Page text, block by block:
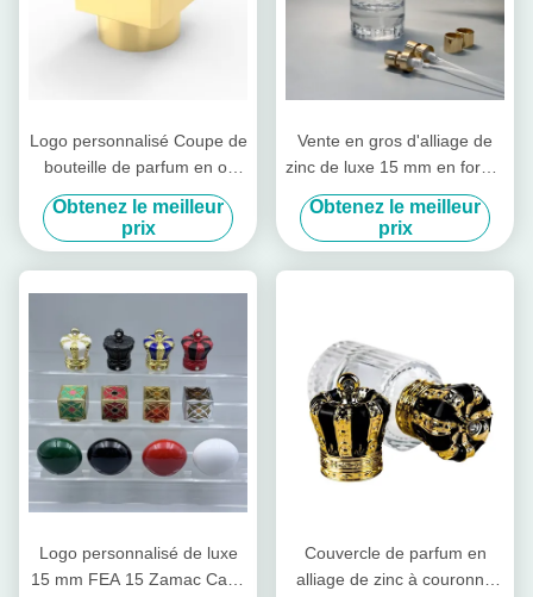
Logo personnalisé Coupe de
bouteille de parfum en or
brillant en forme carrée
Obtenez le meilleur
prix
Vente en gros d'alliage de
zinc de luxe 15 mm en forme
irrégulière Zamak bouchon
de bouteille de parfum de
haute qualité bouchon de
disque ouvert facile pour les
Obtenez le meilleur
prix
Logo personnalisé de luxe
15 mm FEA 15 Zamac Caps
Couvercle de parfum en
alliage de zinc à couronne